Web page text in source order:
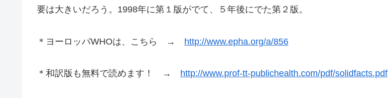
要は大きいだろう。1998年に第１版がでて、５年後にでた第２版。
＊ヨーロッパWHOは、こちら → http://www.epha.org/a/856
＊和訳版も無料で読めます！ → http://www.prof-tt-publichealth.com/pdf/solidfacts.pdf